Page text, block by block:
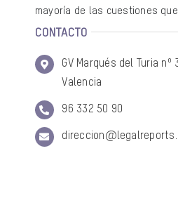
mayoría de las cuestiones
CONTACTO
GV Marqués del Turia
Valencia
96 332 50 90